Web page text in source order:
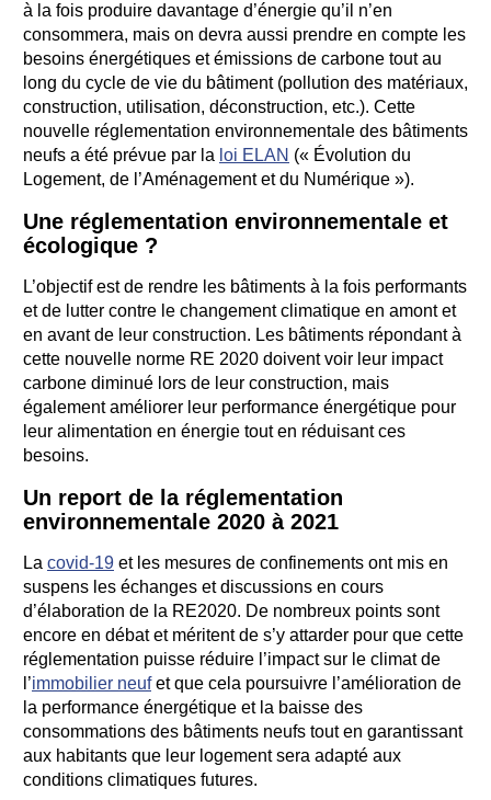
à la fois produire davantage d’énergie qu’il n’en
consommera, mais on devra aussi prendre en compte les
besoins énergétiques et émissions de carbone tout au
long du cycle de vie du bâtiment (pollution des matériaux,
construction, utilisation, déconstruction, etc.). Cette
nouvelle réglementation environnementale des bâtiments
neufs a été prévue par la loi ELAN (« Évolution du
Logement, de l’Aménagement et du Numérique »).
Une réglementation environnementale et
écologique ?
L’objectif est de rendre les bâtiments à la fois performants
et de lutter contre le changement climatique en amont et
en avant de leur construction. Les bâtiments répondant à
cette nouvelle norme RE 2020 doivent voir leur impact
carbone diminué lors de leur construction, mais
également améliorer leur performance énergétique pour
leur alimentation en énergie tout en réduisant ces
besoins.
Un report de la réglementation
environnementale 2020 à 2021
La covid-19 et les mesures de confinements ont mis en
suspens les échanges et discussions en cours
d’élaboration de la RE2020. De nombreux points sont
encore en débat et méritent de s’y attarder pour que cette
réglementation puisse réduire l’impact sur le climat de
l’immobilier neufet que cela poursuivre l’amélioration de
la performance énergétique et la baisse des
consommations des bâtiments neufs tout en garantissant
aux habitants que leur logement sera adapté aux
conditions climatiques futures.